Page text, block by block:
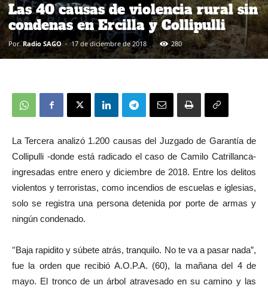
Las 40 causas de violencia rural sin
condenas en Ercilla y Collipulli
Por Radio SAGO - 17 de diciembre de 2018 280
La Tercera analizó 1.200 causas del Juzgado de Garantía de
Collipulli -donde está radicado el caso de Camilo Catrillanca-
ingresadas entre enero y diciembre de 2018. Entre los delitos
violentos y terroristas, como incendios de escuelas e iglesias,
solo se registra una persona detenida por porte de armas y
ningún condenado.
“Baja rapidito y súbete atrás, tranquilo. No te va a pasar nada”,
fue la orden que recibió A.O.P.A. (60), la mañana del 4 de
mayo. El tronco de un árbol atravesado en su camino y las